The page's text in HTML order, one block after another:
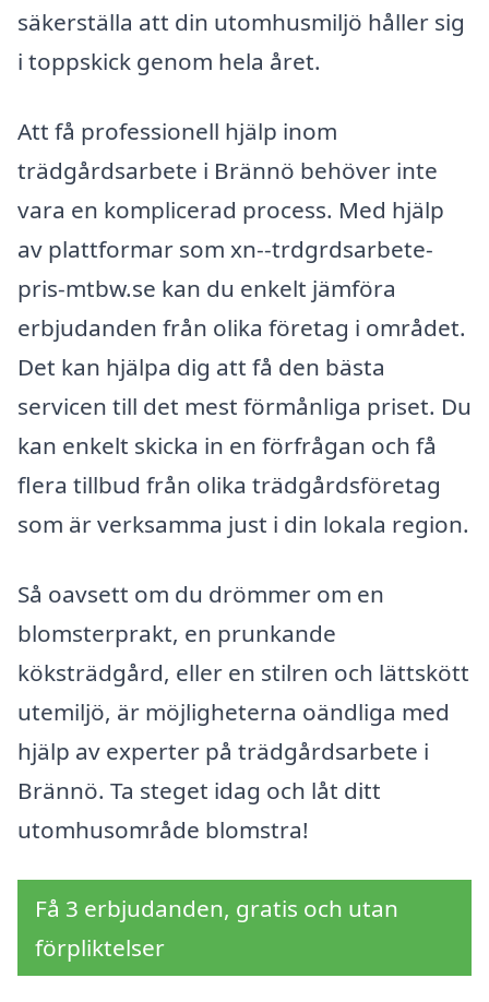
säkerställa att din utomhusmiljö håller sig
i toppskick genom hela året.
Att få professionell hjälp inom
trädgårdsarbete i Brännö behöver inte
vara en komplicerad process. Med hjälp
av plattformar som xn--trdgrdsarbete-
pris-mtbw.se kan du enkelt jämföra
erbjudanden från olika företag i området.
Det kan hjälpa dig att få den bästa
servicen till det mest förmånliga priset. Du
kan enkelt skicka in en förfrågan och få
flera tillbud från olika trädgårdsföretag
som är verksamma just i din lokala region.
Så oavsett om du drömmer om en
blomsterprakt, en prunkande
köksträdgård, eller en stilren och lättskött
utemiljö, är möjligheterna oändliga med
hjälp av experter på trädgårdsarbete i
Brännö. Ta steget idag och låt ditt
utomhusområde blomstra!
Få 3 erbjudanden, gratis och utan
förpliktelser